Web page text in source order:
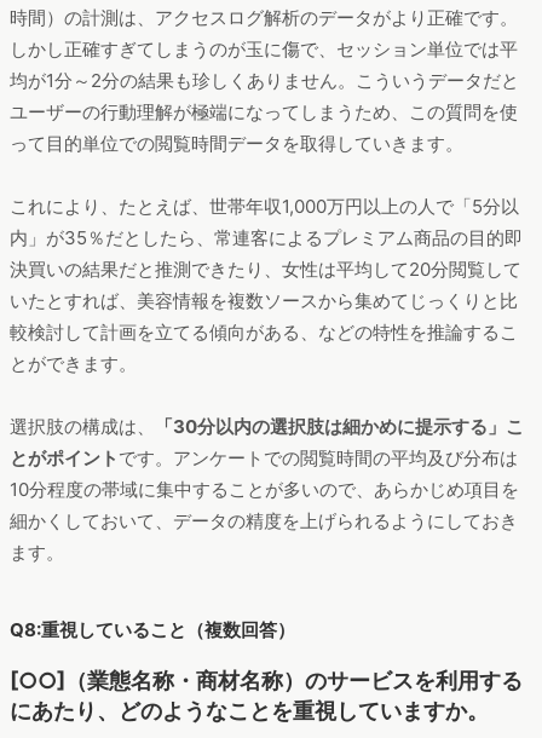
時間）の計測は、アクセスログ解析のデータがより正確です。
しかし正確すぎてしまうのが玉に傷で、セッション単位では平
均が1分～2分の結果も珍しくありません。こういうデータだと
ユーザーの行動理解が極端になってしまうため、この質問を使
って目的単位での閲覧時間データを取得していきます。
これにより、たとえば、世帯年収1,000万円以上の人で「5分以
内」が35％だとしたら、常連客によるプレミアム商品の目的即
決買いの結果だと推測できたり、女性は平均して20分閲覧して
いたとすれば、美容情報を複数ソースから集めてじっくりと比
較検討して計画を立てる傾向がある、などの特性を推論するこ
とができます。
選択肢の構成は、
「30分以内の選択肢は細かめに提示する」こ
とがポイント です。アンケートでの閲覧時間の平均及び分布は
10分程度の帯域に集中することが多いので、あらかじめ項目を
細かくしておいて、データの精度を上げられるようにしておき
ます。
Q8:重視していること（複数回答）
[○○]（業態名称・商材名称）のサービスを利用する
にあたり、どのようなことを重視していますか。